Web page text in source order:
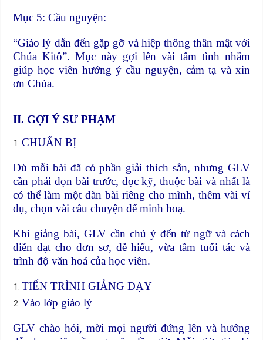
Mục 5: Cầu nguyện:
“Giáo lý dẫn đến gặp gỡ và hiệp thông thân mật với
Chúa Kitô”. Mục này gợi lên vài tâm tình nhằm
giúp học viên hướng ý cầu nguyện, cảm tạ và xin
ơn Chúa.
II. GỢI Ý SƯ PHẠM
CHUẨN BỊ
Dù mỗi bài đã có phần giải thích sẳn, nhưng GLV
cần phải dọn bài trước, đọc kỹ, thuộc bài và nhất là
có thể làm một dàn bài riêng cho mình, thêm vài ví
dụ, chọn vài câu chuyện để minh hoạ.
Khi giảng bài, GLV cần chú ý đến từ ngữ và cách
diễn đạt cho đơn sơ, dễ hiểu, vừa tầm tuổi tác và
trình độ văn hoá của học viên.
TIẾN TRÌNH GIẢNG DẠY
Vào lớp giáo lý
GLV chào hỏi, mời mọi người đứng lên và hướng